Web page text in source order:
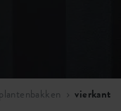
plantenbakken vierkant